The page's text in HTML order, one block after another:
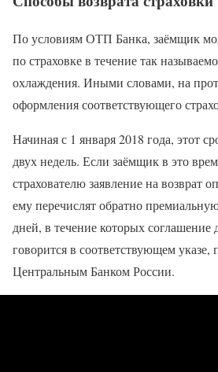
По условиям ОТП Банка, заёмщик
по страховке в течение так
охлаждения. Иными словами, на
оформления соответствующего
Начиная с 1 января 2018 года, этот
двух недель. Если заёмщик в это
страхователю заявление на возврат
ему перечислят обратно
дней, в течение которых соглашение
говорится в соответствующем указе,
Центральным Банком России.